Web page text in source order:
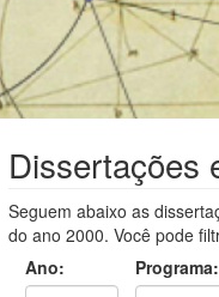
Dissertações
Seguem abaixo as
do ano 2000. Você pode
Ano:
Programa: